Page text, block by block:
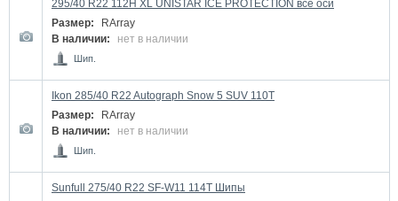
295/40 R22 112H XL UNISTAR ICE PROTECTION все оси
Размер:
RArray
В наличии:
нет в наличии
Шип.
Ikon 285/40 R22 Autograph Snow 5 SUV 110T
Размер:
RArray
В наличии:
нет в наличии
Шип.
Sunfull 275/40 R22 SF-W11 114T Шипы